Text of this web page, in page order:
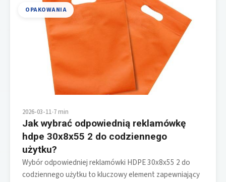
OPAKOWANIA
2026-03-11•7 min
Jak wybrać odpowiednią reklamówkę
hdpe 30x8x55 2 do codziennego
użytku?
Wybór odpowiedniej reklamówki HDPE 30x8x55 2 do
codziennego użytku to kluczowy element zapewniający